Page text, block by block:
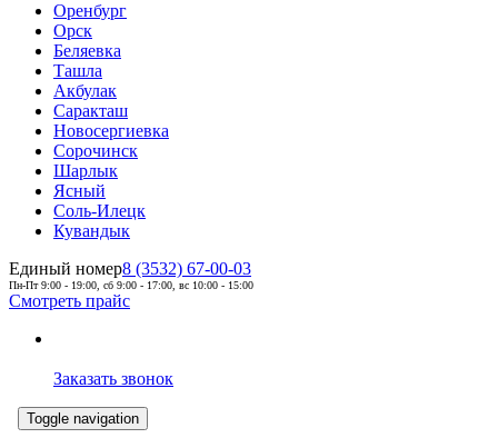
Оренбург
Орск
Беляевка
Ташла
Акбулак
Саракташ
Новосергиевка
Сорочинск
Шарлык
Ясный
Соль-Илецк
Кувандык
Единый номер8 (3532) 67-00-03
Пн-Пт 9:00 - 19:00, сб 9:00 - 17:00, вс 10:00 - 15:00
Смотреть прайс
Заказать звонок
Toggle navigation